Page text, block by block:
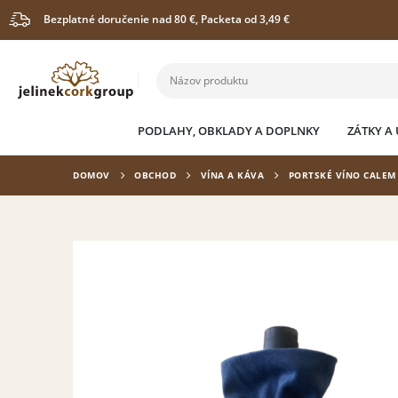
Bezplatné doručenie nad 80 €, Packeta od 3,49 €
PODLAHY, OBKLADY A DOPLNKY ZÁTKY A
DOMOV OBCHOD VÍNA A KÁVA PORTSKÉ VÍNO